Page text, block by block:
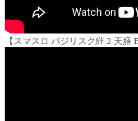
【スマスロ バジリスク絆 2 天膳